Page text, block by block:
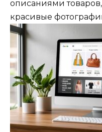
описаниями
красивые